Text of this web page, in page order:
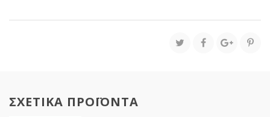
33Χ23Χ9ΕΚ
ΣΧΕΤΙΚΑ ΠΡΟΪΟΝΤΑ